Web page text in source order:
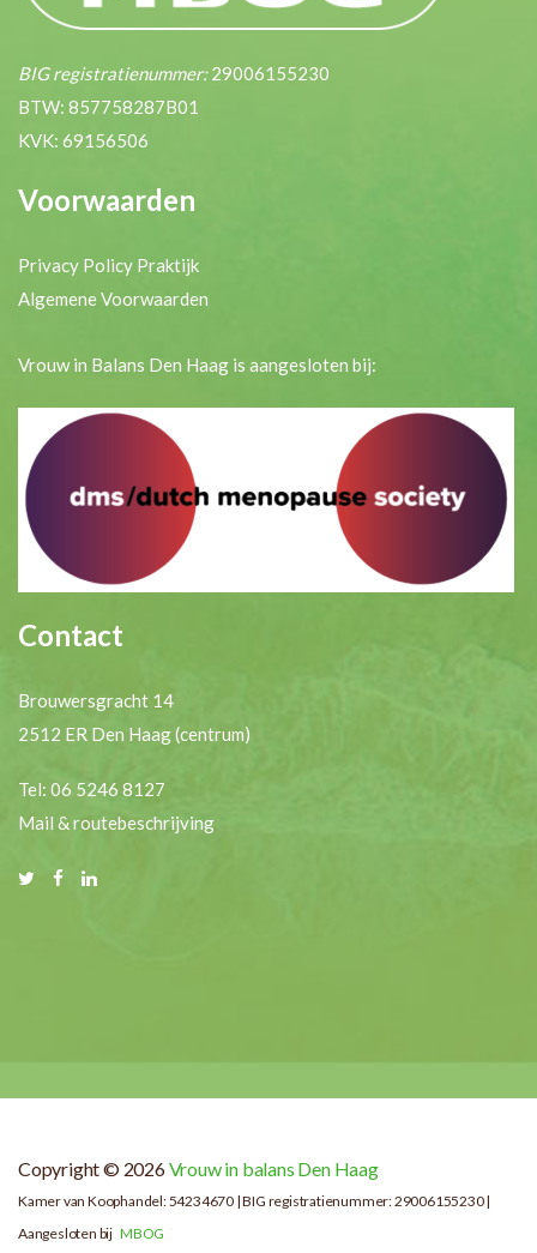
BIG registratienummer:29006155230
BTW: 857758287B01
KVK: 69156506
Voorwaarden
Privacy Policy Praktijk
Algemene Voorwaarden
Vrouw in Balans Den Haag is aangesloten bij:
Contact
Brouwersgracht 14
2512 ER Den Haag (centrum)
Tel: 06 5246 8127
Mail & routebeschrijving
Copyright © 2026Vrouw in balans Den Haag
Kamer van Koophandel: 54234670 | BIG registratienummer: 29006155230 |
Aangesloten bij MBOG